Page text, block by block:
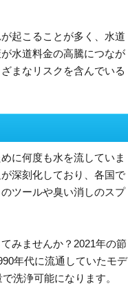
起こることが多く、水道
水道料金の高騰につなが
まなリスクを含んでいる
に何度も水を流していま
深刻化しており、各国で
ツールや臭い消しのスプ
みませんか？2021年の節
年代に流通していたモデ
洗浄可能になります。